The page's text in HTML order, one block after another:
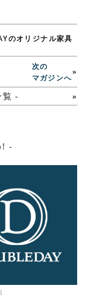
のオリジナル家具
覧 -
次の
マガジンへ
»
! -